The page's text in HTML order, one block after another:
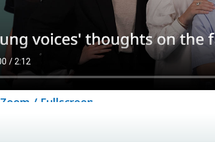
Zoom / Fullscreen
Zoom / Fullscreen